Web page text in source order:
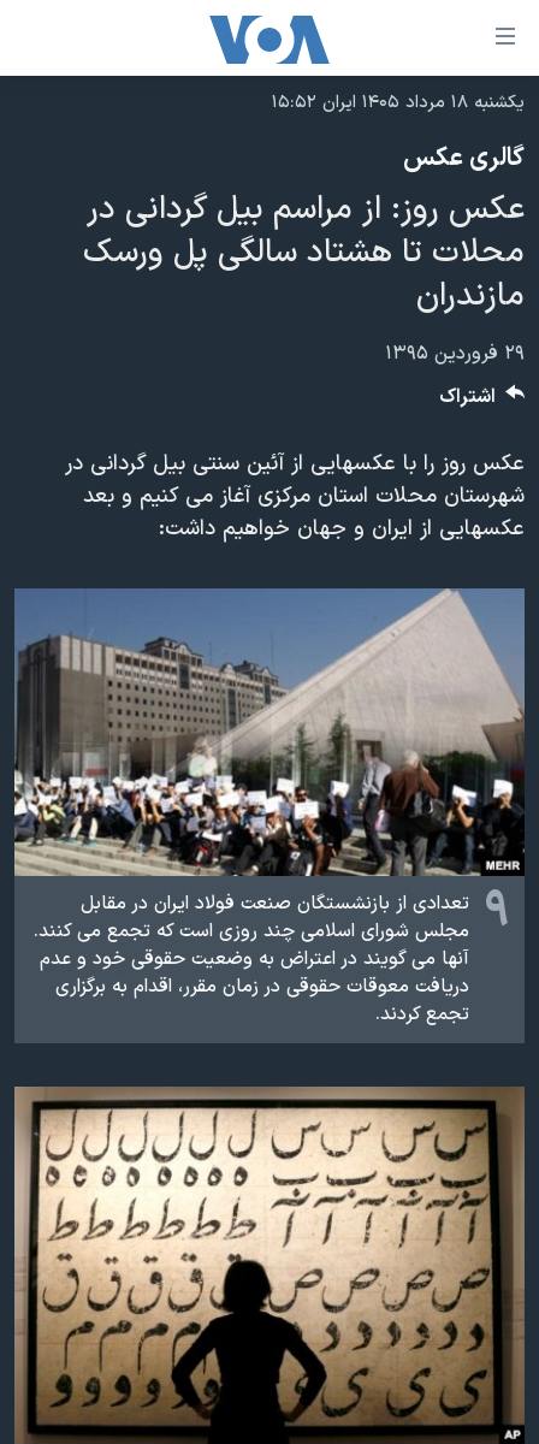
لینکهای
قابل
دسترسی
جهش
محتوای
اصلی
جهش
به
صفحه
جهش
جستجو
نسخه سبک وب‌سایت
موضوع ها
ایران
آمریکا
جهان
ورزشی
ویژه برنامه‌ها
ویدیوها
حقوق شهروندی
اقتصادی
اسرائیل در جنگ
گالری عکس
آرشیو پخش زنده
برنامه های تلویزیونی
جدول برنامه ها
صفحه‌های ویژه
جام جهانی ۲۰۲۶
۲۵۰سالگی آمریکا
بایگانی برنامه‌های تلویزیونی
انتخابات ریاست جمهوری آمریکا ۲۰۲۴
حمله جمهوری اسلامی به اسرائیل
ورزش زنان در ایران
اعتراضات زن، زندگی، آزادی
مجموعه مستندهای دادخواهی
تریبونال مردمی آبان ۹۸
دادگاه حمید نوری
چهل سال گروگان‌گیری
قانون شفافیت دارائی کادر رهبری ایران
نرگس محمدی برنده جایزه نوبل صلح
همایش محافظه‌کاران آمریکا «سی‌پک»
صفحه‌های ویژه
سفر پرزیدنت ترامپ به چین
فرکانس‌های صدای آمریکا
یادگیری زبان انگلیسی
زبانهای مختلف
یکشنبه ۱۸ مرداد ۱۴۰۵ ایران ۱۵:۵۲
گالری عکس
عکس روز: از مراسم بیل گردانی در
محلات تا هشتاد سالگی پل ورسک
مازندران
۲۹ فروردین ۱۳۹۵
عکس روز را با عکسهایی از آئین سنتی بیل گردانی در
شهرستان محلات استان مرکزی آغاز می کنیم و بعد
عکسهایی از ایران و جهان خواهیم داشت:
۹ تعدادی از بازنشستگان صنعت فولاد ایران در مقابل
مجلس شورای اسلامی چند روزی است که تجمع می کنند.
آنها می گویند در اعتراض به وضعیت حقوقی خود و عدم
دریافت معوقات حقوقی در زمان مقرر، اقدام به برگزاری
تجمع کردند.
اشتراک